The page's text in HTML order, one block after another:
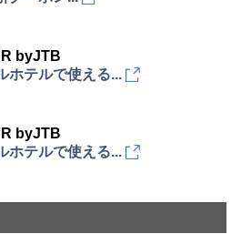
byJTB
ホテルで使える...
byJTB
ホテルで使える...